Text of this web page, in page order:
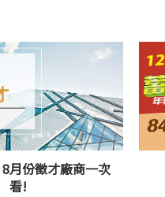
8月份徵才廠商一次
看!